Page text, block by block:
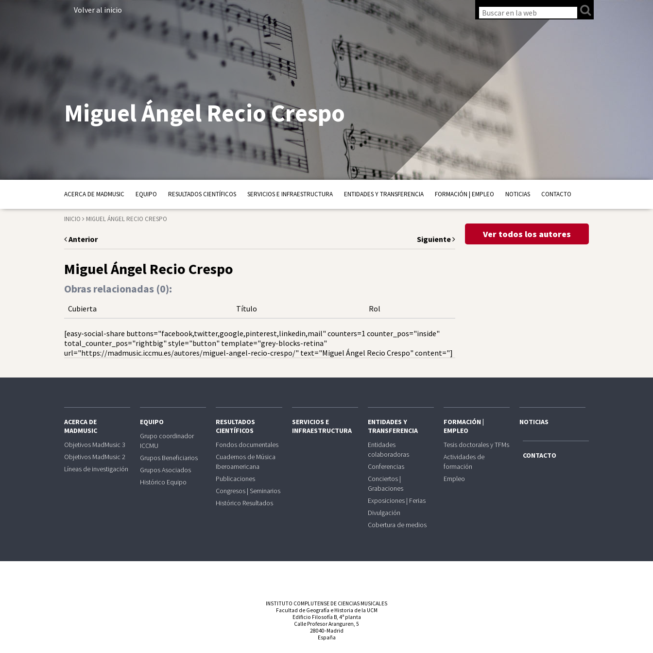
Volver al inicio
Miguel Ángel Recio Crespo
ACERCA DE MADMUSIC EQUIPO RESULTADOS CIENTÍFICOS SERVICIOS E INFRAESTRUCTURA ENTIDADES Y TRANSFERENCIA FORMACIÓN | EMPLEO NOTICIAS CONTACTO
INICIO MIGUEL ÁNGEL RECIO CRESPO
Anterior Siguiente
Miguel Ángel Recio Crespo
Obras relacionadas (0):
Cubierta Título Rol
[easy-social-share buttons="facebook,twitter,google,pinterest,linkedin,mail" counters=1 counter_pos="inside"
total_counter_pos="rightbig" style="button" template="grey-blocks-retina"
url="https://madmusic.iccmu.es/autores/miguel-angel-recio-crespo/" text="Miguel Ángel Recio Crespo" content="]
Ver todos los autores
ACERCA DE
MADMUSIC
Objetivos MadMusic 3
Objetivos MadMusic 2
Líneas de investigación
EQUIPO
Grupo coordinador
ICCMU
Grupos Beneficiarios
Grupos Asociados
Histórico Equipo
RESULTADOS
CIENTÍFICOS
Fondos documentales
Cuadernos de Música
Iberoamericana
Publicaciones
Congresos | Seminarios
Histórico Resultados
SERVICIOS E
INFRAESTRUCTURA
ENTIDADES Y
TRANSFERENCIA
Entidades
colaboradoras
Conferencias
Conciertos |
Grabaciones
Exposiciones | Ferias
Divulgación
Cobertura de medios
FORMACIÓN |
EMPLEO
Tesis doctorales y TFMs
Actividades de
formación
Empleo
NOTICIAS
CONTACTO
INSTITUTO COMPLUTENSE DE CIENCIAS MUSICALES
Facultad de Geografía e Historia de la UCM
Edificio Filosofía B, 4ª planta
Calle Profesor Aranguren, 5
28040-Madrid
España